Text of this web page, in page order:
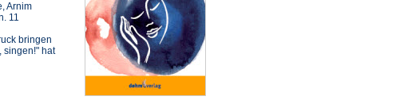
Arnim
11
bringen
singen!" hat